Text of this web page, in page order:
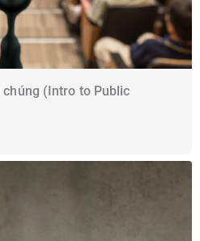
chúng (Intro to Public